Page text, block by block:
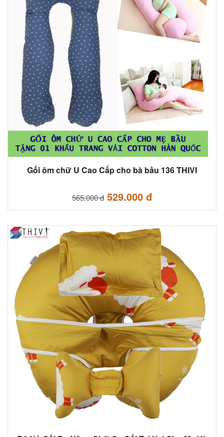
Gối ôm chữ U Cao Cấp cho bà bầu 136 THIVI
565.000 đ529.000 đ